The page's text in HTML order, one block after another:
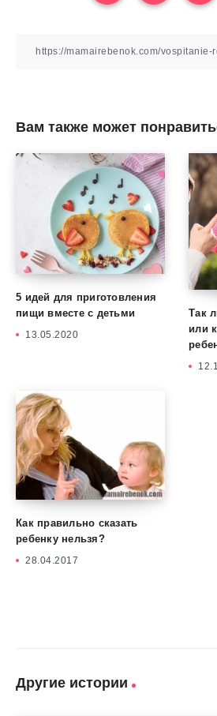
Вам также может
5 идей для приготовления
пищи вместе с детьми
13.05.2020
Так
или
Как правильно сказать
ребенку нельзя?
28.04.2017
Другие истории